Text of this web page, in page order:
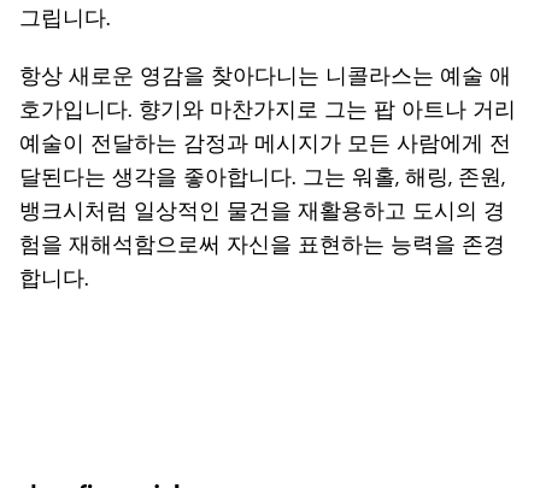
그립니다.
항상 새로운 영감을 찾아다니는 니콜라스는 예술 애
호가입니다. 향기와 마찬가지로 그는 팝 아트나 거리
예술이 전달하는 감정과 메시지가 모든 사람에게 전
달된다는 생각을 좋아합니다. 그는 워홀, 해링, 존원,
뱅크시처럼 일상적인 물건을 재활용하고 도시의 경
험을 재해석함으로써 자신을 표현하는 능력을 존경
합니다.